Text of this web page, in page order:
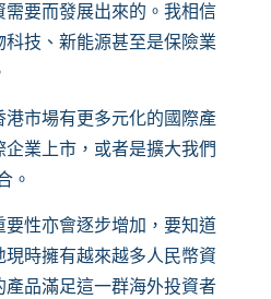
要而發展出來的。我相信
技、新能源甚至是保險業
市場有更多元化的國際產
業上市，或者是擴大我們
。
性亦會逐步增加，要知道
時擁有越來越多人民幣資
品滿足這一群海外投資者